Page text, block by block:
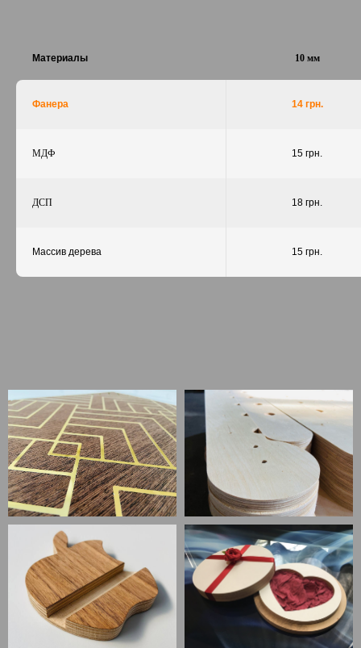
Материалы 10 мм
Фанера 14 грн.
МДФ 15 грн.
ДСП 18 грн.
Массив дерева 15 грн.